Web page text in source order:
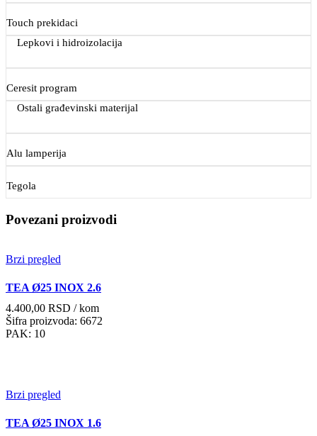
Touch prekidaci
Lepkovi i hidroizolacija
Ceresit program
Ostali građevinski materijal
Alu lamperija
Tegola
Povezani proizvodi
Brzi pregled
TEA Ø25 INOX 2.6
4.400,00 RSD / kom
Šifra proizvoda: 6672
PAK: 10
Brzi pregled
TEA Ø25 INOX 1.6